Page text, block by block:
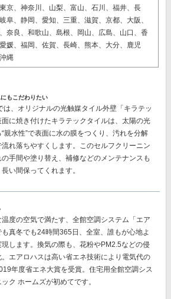
京、神奈川、山梨、富山、石川、福井、長
阜、静岡、愛知、三重、滋賀、京都、大阪、
奈良、和歌山、島根、岡山、広島、山口、香
媛、福岡、佐賀、長崎、熊本、大分、鹿児
縄
もこだわりたい
は、オリジナルの光触媒タイル外壁「キラテッ
に焼き付けたキラテックタイルは、太陽の光
親水性”で表面に水の膜をつくり、汚れを分解
れ落ちやすくします。このセルフクリーニン
の手間や塗り替え、補修などのメンテナンスも
い間保ってくれます。
度の空気で満たす、 全館空調システム「エア
真冬でも24時間365日、全室、誰もが心地よ
します。換気の際も、花粉やPM2.5などの侵
エアロハスは高い省エネ技術により電気代の
年度省エネ大賞を受賞。 住宅用全館空調シス
ク ホームズが初めてです。